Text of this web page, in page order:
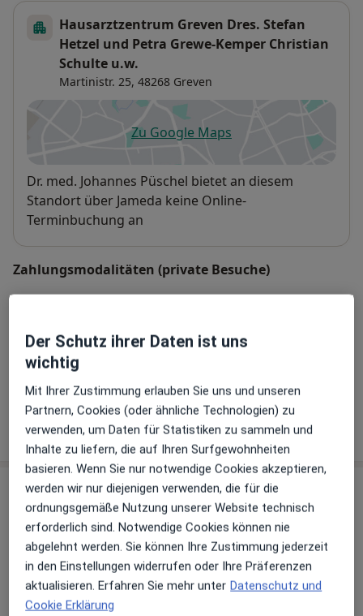
Hausarztzentrum Greven Dres. Stefan
Hetzel und Petra Grewe-Kemper Christian
Schulte u.w.
Martinistr. 25, 48268 Greven
Zu Google Mapsöffnet in einer neuen
Verfügbarkeit
Dr. med. Johannes Püschel bietet an diesem
Standort über Jameda keine Online-
Terminbuchung an
Zahlungsmodalitäten (private Besuche)
Telefonnummer
02571 96...Telefonnummer anzeigen
Mehr Details anzeigen
über die Adresse
Erfahrungen
Bewerten
27 Bewertungen
Der Schutz ihrer Daten ist uns
wichtig
Mit Ihrer Zustimmung erlauben Sie uns und unseren
Partnern, Cookies (oder ähnliche Technologien) zu
verwenden, um Daten für Statistiken zu sammeln und
Inhalte zu liefern, die auf Ihren Surfgewohnheiten
basieren. Wenn Sie nur notwendige Cookies akzeptieren,
werden wir nur diejenigen verwenden, die für die
ordnungsgemäße Nutzung unserer Website technisch
erforderlich sind. Notwendige Cookies können nie
abgelehnt werden. Sie können Ihre Zustimmung jederzeit
in den Einstellungen widerrufen oder Ihre Präferenzen
aktualisieren. Erfahren Sie mehr unter Datenschutz und
Cookie Erklärung